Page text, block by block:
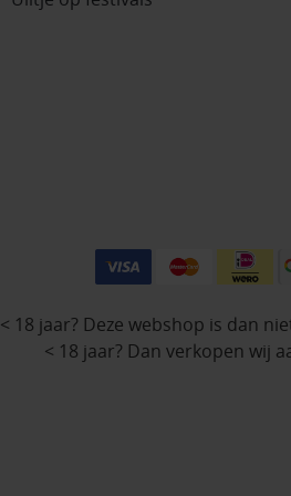
< 18 jaar? Deze webshop is dan
< 18 jaar? Dan verkopen wij